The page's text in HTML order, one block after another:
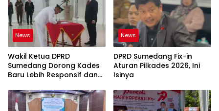
News
Wakil Ketua DPRD
Sumedang Dorong Kades
Baru Lebih Responsif dan
News
DPRD Sumedang Fix-in
Aturan Pilkades 2026, Ini
Isinya